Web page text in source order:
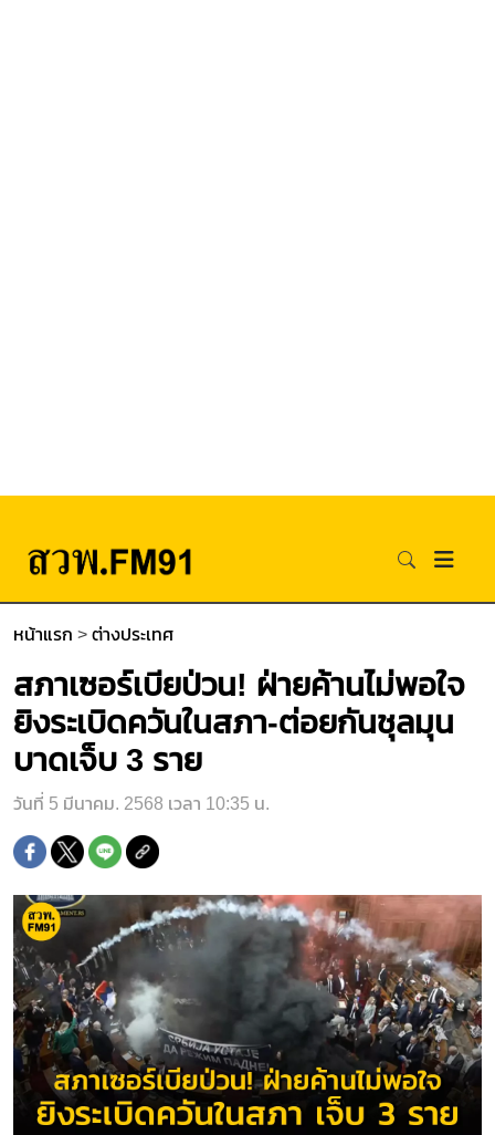
หน้าแรก > ต่างประเทศ
สภาเซอร์เบียป่วน! ฝ่ายค้านไม่พอใจ
ยิงระเบิดควันในสภา-ต่อยกันชุลมุน
บาดเจ็บ 3 ราย
วันที่ 5 มีนาคม. 2568 เวลา 10:35 น.